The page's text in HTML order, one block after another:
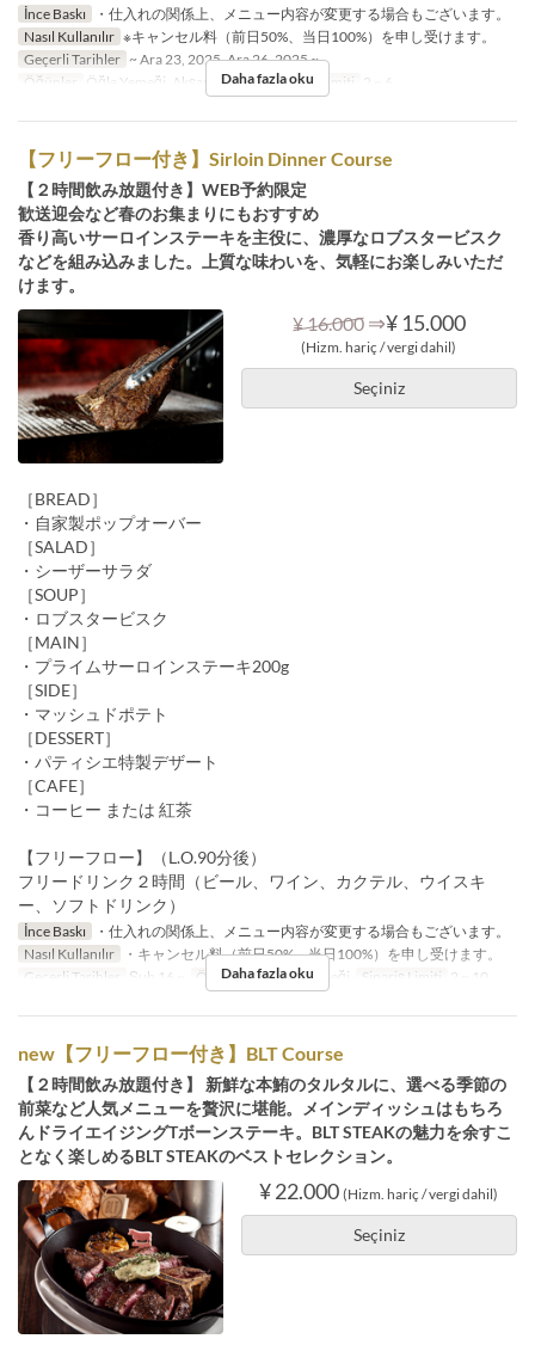
İnce Baskı
・仕入れの関係上、メニュー内容が変更する場合もございます。
Nasıl Kullanılır ※キャンセル料（前日50%、当日100%）を申し受けます。
Geçerli Tarihler ~ Ara 23, 2025, Ara 26, 2025 ~
Öğünler
Öğle Yemeği, Akşam Yemeği Sipariş Limiti 2 ~ 6
Daha fazla oku
【フリーフロー付き】Sirloin Dinner Course
【２時間飲み放題付き】WEB予約限定
歓送迎会など春のお集まりにもおすすめ
香り高いサーロインステーキを主役に、濃厚なロブスタービスク
などを組み込みました。上質な味わいを、気軽にお楽しみいただ
けます。
¥ 16.000 ⇒¥ 15.000
(Hizm. hariç / vergi dahil)
Seçiniz
［BREAD］
・自家製ポップオーバー
［SALAD］
・シーザーサラダ
［SOUP］
・ロブスタービスク
［MAIN］
・プライムサーロインステーキ200g
［SIDE］
・マッシュドポテト
［DESSERT］
・パティシエ特製デザート
［CAFE］
・コーヒー または 紅茶
【フリーフロー】（L.O.90分後）
フリードリンク２時間（ビール、ワイン、カクテル、ウイスキ
ー、ソフトドリンク）
İnce Baskı
・仕入れの関係上、メニュー内容が変更する場合もございます。
Nasıl Kullanılır
・キャンセル料（前日50%、当日100%）を申し受けます。
Geçerli Tarihler
Şub 16 ~ Öğünler Akşam Yemeği Sipariş Limiti 2 ~ 10
Daha fazla oku
new【フリーフロー付き】BLT Course
【２時間飲み放題付き】 新鮮な本鮪のタルタルに、選べる季節の
前菜など人気メニューを贅沢に堪能。メインディッシュはもちろ
んドライエイジングTボーンステーキ。BLT STEAKの魅力を余すこ
となく楽しめるBLT STEAKのベストセレクション。
¥ 22.000 (Hizm. hariç / vergi dahil)
Seçiniz